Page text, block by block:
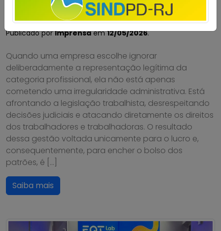
lesados pela empresa!
Publicado porImprensaem12/05/2026.
Quando uma empresa escolhe ignorar
deliberadamente a representação legítima da
categoria profissional, ela não está apenas
cometendo uma irregularidade administrativa. Está
afrontando a legislação trabalhista, desrespeitando
decisões judiciais e atacando diretamente os direitos
dos trabalhadores e trabalhadoras. O resultado
dessa gestão voltada unicamente para o lucro e,
consequentemente, para encher o bolso dos
patrões, é […]
Saiba mais